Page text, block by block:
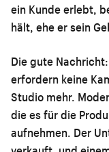
ein Kunde erlebt,
hält, ehe er sein
Die gute
erfordern keine
Studio mehr.
die es für die
aufnehmen. Der